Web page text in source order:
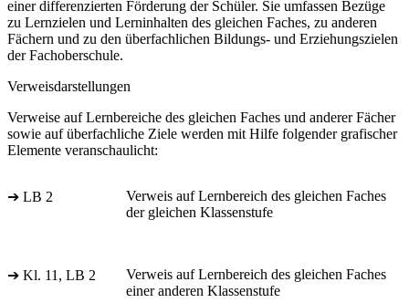
einer differenzierten Förderung der Schüler. Sie umfassen Bezüge
zu Lernzielen und Lerninhalten des gleichen Faches, zu anderen
Fächern und zu den überfachlichen Bildungs- und Erziehungszielen
der Fachoberschule.
Verweisdarstellungen
Verweise auf Lernbereiche des gleichen Faches und anderer Fächer
sowie auf überfachliche Ziele werden mit Hilfe folgender grafischer
Elemente veranschaulicht:
➔ LB 2
Verweis auf Lernbereich des gleichen Faches
der gleichen Klassenstufe
➔ Kl. 11, LB 2
Verweis auf Lernbereich des gleichen Faches
einer anderen Klassenstufe